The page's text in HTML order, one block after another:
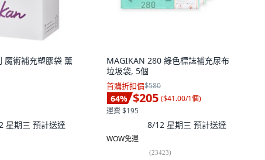
魔術補充塑膠袋 薰
星期三 預計送達
MAGIKAN 280 綠色標誌補充尿布
垃圾袋, 5個
首購折扣價$580
64% $205 ($41.00/1個)
運費 $195
8/12 星期三 預計送達
WOW免運
(23423)